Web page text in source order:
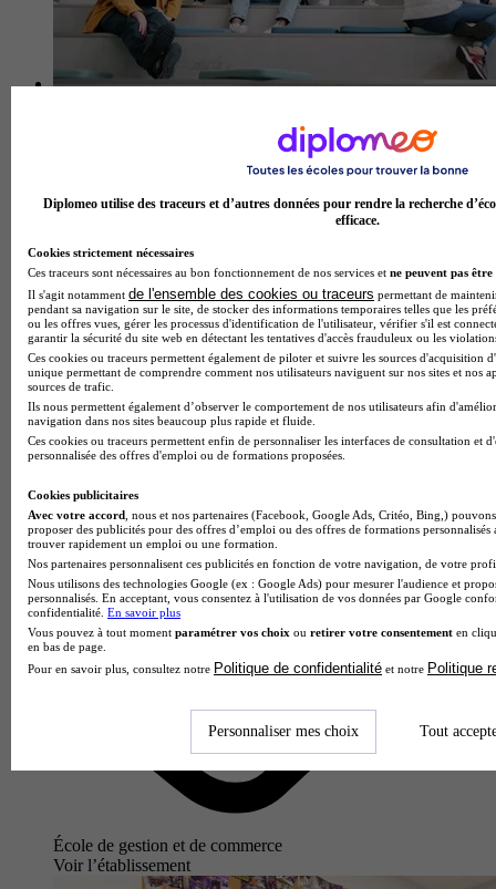
IFAG - Rennes
4.8
12 avis
Rennes
École de gestion et de commerce
Voir l’établissement
Diplomeo utilise des traceurs et d’autres données pour rendre la recherche
efficace.
Cookies strictement nécessaires
Ces traceurs sont nécessaires au bon fonctionnement de nos services et ne peuvent pas être
Il s'agit notamment de l'ensemble des cookies ou traceurs permettant de
pendant sa navigation sur le site, de stocker des informations temporaires telles que les
ou les offres vues, gérer les processus d'identification de l'utilisateur, vérifier s'il est
garantir la sécurité du site web en détectant les tentatives d'accès frauduleux ou les
Ces cookies ou traceurs permettent également de piloter et suivre les sources d'acquisition
unique permettant de comprendre comment nos utilisateurs naviguent sur nos sites et nos
sources de trafic.
Ils nous permettent également d’observer le comportement de nos utilisateurs afin
navigation dans nos sites beaucoup plus rapide et fluide.
Ces cookies ou traceurs permettent enfin de personnaliser les interfaces de consultation et
personnalisée des offres d'emploi ou de formations proposées.
Cookies publicitaires
Avec votre accord , nous et nos partenaires (Facebook, Google Ads, Critéo, Bing,)
proposer des publicités pour des offres d’emploi ou des offres de formations
trouver rapidement un emploi ou une formation.
Nos partenaires personnalisent ces publicités en fonction de votre navigation, de votre
Nous utilisons des technologies Google (ex : Google Ads) pour mesurer l'audience et
personnalisés. En acceptant, vous consentez à l'utilisation de vos données par Google
confidentialité. En savoir plus
Vous pouvez à tout moment paramétrer vos choix ou retirer votre consentement en
en bas de page.
Pour en savoir plus, consultez notre Politique de confidentialité et notre Politique
Personnaliser mes choix Tout